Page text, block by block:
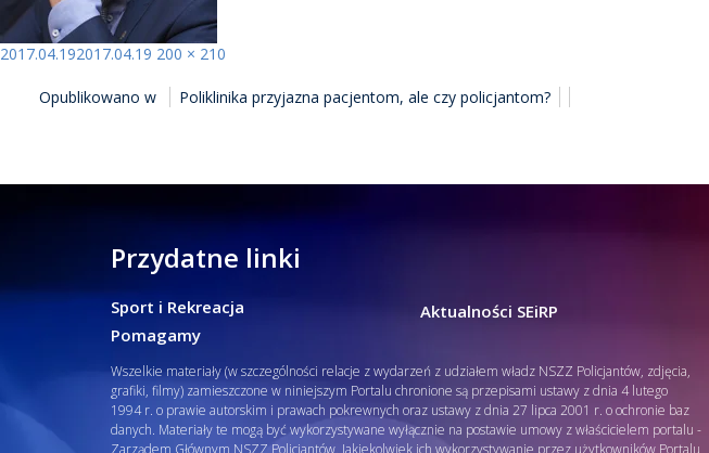
Opublikowano
2017.04.192017.04.19 Pełny
200 × 210
WPISUOpublikowano w Poliklinika przyjazna pacjentom, ale czy policjantom?
Przydatne linki
Sport i Rekreacja
Pomagamy
Aktualności SEiRP
Wszelkie materiały (w szczególności relacje z wydarzeń z udziałem władz NSZZ Policjantów, zdjęcia,
grafiki, filmy) zamieszczone w niniejszym Portalu chronione są przepisami ustawy z dnia 4 lutego
1994 r. o prawie autorskim i prawach pokrewnych oraz ustawy z dnia 27 lipca 2001 r. o ochronie baz
danych. Materiały te mogą być wykorzystywane wyłącznie na postawie umowy z właścicielem portalu -
Zarządem Głównym NSZZ Policjantów. Jakiekolwiek ich wykorzystywanie przez użytkowników Portalu,